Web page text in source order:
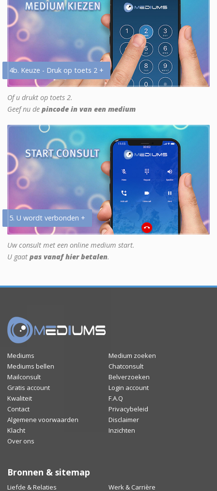
4b. Keuze - Druk op toets 2 +
Of u drukt op toets 2.
Geef nu de pincode in van een medium
5. U wordt verbonden +
Uw consult met een online medium start.
U gaat pas vanaf hier betalen.
Mediums
Medium zoeken
Mediums bellen
Chatconsult
Mailconsult
Belverzoeken
Gratis account
Login account
Kwaliteit
F.A.Q
Contact
Privacybeleid
Algemene voorwaarden
Disclaimer
Klacht
Inzichten
Over ons
Bronnen & sitemap
Liefde & Relaties Werk & Carrière